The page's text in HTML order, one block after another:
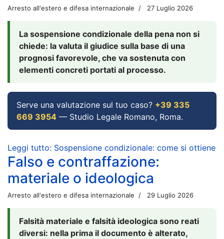
Arresto all'estero e difesa internazionale 27 Luglio 2026
La sospensione condizionale della pena non si
chiede: la valuta il giudice sulla base di una
prognosi favorevole, che va sostenuta con
elementi concreti portati al processo.
Serve una valutazione sul tuo caso? +39 335
669 3954 — Studio Legale Romano, Roma.
Leggi tutto: Sospensione condizionale: come si ottiene
Falso e contraffazione:
materiale o ideologica
Arresto all'estero e difesa internazionale 29 Luglio 2026
Falsità materiale e falsità ideologica sono reati
diversi: nella prima il documento è alterato,